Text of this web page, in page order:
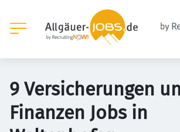
9 Versicherungen
Finanzen Jobs in